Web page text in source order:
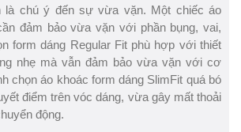
là chú ý đến sự vừa vặn. Một chiếc áo
đảm bảo vừa vặn với phần bụng, vai,
form dáng Regular Fit phù hợp với thiết
nhẹ mà vẫn đảm bảo vừa vặn với cơ
chọn áo khoác form dáng SlimFit quá bó
điểm trên vóc dáng, vừa gây mất thoải
động.